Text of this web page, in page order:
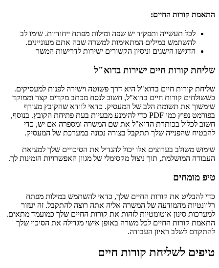
התאמת קורות החיים:
לכל תעשייה ותפקיד יש שפה ומילות מפתח ייחודיות. שימו לב
להשתמש במילים המתאימות למשרה שבה אתם מעוניינים.
הדגישו הישגים וניסיון הקשורים ישירות לדרישות המשר
שליחת קורות חיים ישירות בדוא"ל
שליחת קורות חיים בדוא"ל היא דרך פשוטה וישירה לפנות למעסיקים.
כששולחים קורות חיים בדוא"ל, חשוב לנסח מכתב מקדים קצר וממוקד
שימשוך את תשומת הלב של המעסיק. כדאי לוודא שהקובץ מצורף
בפורמט נפוץ כמו PDF כדי להימנע מבעיות בעת פתיחת הקובץ. בנוסף,
חשוב לכלול בכותרת הדוא"ל את שם המשרה ומספרה אם יש, כדי
להבטיח שהפנייה שלך תתקבל בצורה נכונה במערכת של המעסיק.
שימוש משולב בערוצים אלו יכול להגדיל את הסיכויים שלך למציאת
העבודה המושלמת, תוך ניצול מקסימלי של מגוון האפשרויות הזמינות לך.
טיפ מומחים
כדי להבליט את קורות החיים שלך, כדאי להשתמש במילות מפתח
רלוונטיות מהמודעה של המשרה אליה אתה רוצה להתקבל. זה יעזור
למערכות סינון אוטומטיות לזהות את קורות החיים שלך כמועמד מתאים.
התאמת קורות החיים לכל משרה באופן אישי מגדילה את הסיכוי שלך
להתקדם לשלב ראיון העבודה.
טיפים לשליחת קורות חיים